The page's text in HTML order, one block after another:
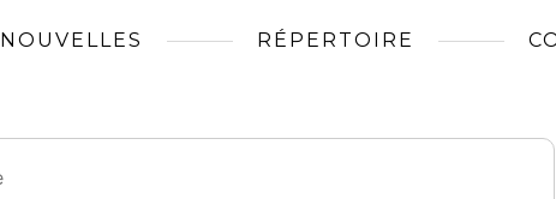
NOUVELLES RÉPERTOIRE